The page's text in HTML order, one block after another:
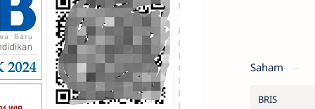
Saham
BRIS